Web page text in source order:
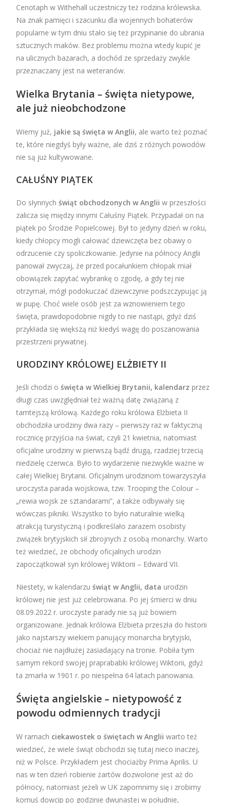
Cenotaph w Withehall uczestniczy też rodzina królewska.
Na znak pamięci i szacunku dla wojennych bohaterów
popularne w tym dniu stało się też przypinanie do ubrania
sztucznych maków. Bez problemu można wtedy kupić je
na ulicznych bazarach, a dochód ze sprzedaży zwykle
przeznaczany jest na weteranów.
Wielka Brytania – święta nietypowe,
ale już nieobchodzone
Wiemy już, jakie są święta w Anglii, ale warto też poznać
te, które niegdyś były ważne, ale dziś z różnych powodów
nie są już kultywowane.
CAŁUŚNY PIĄTEK
Do słynnychświąt obchodzonych w Angliiw przeszłości
zalicza się między innymi Całuśny Piątek. Przypadał on na
piątek po Środzie Popielcowej. Był to jedyny dzień w roku,
kiedy chłopcy mogli całować dziewczęta bez obawy o
odrzucenie czy spoliczkowanie. Jedynie na północy Anglii
panował zwyczaj, że przed pocałunkiem chłopak miał
obowiązek zapytać wybrankę o zgodę, a gdy tej nie
otrzymał, mógł podokuczać dziewczynie podszczypując ją
w pupę. Choć wiele osób jest za wznowieniem tego
święta, prawdopodobnie nigdy to nie nastąpi, gdyż dziś
przykłada się większą niż kiedyś wagę do poszanowania
przestrzeni prywatnej.
URODZINY KRÓLOWEJ ELŻBIETY II
Jeśli chodzi oświęta w Wielkiej Brytanii, kalendarz przez
długi czas uwzględniał też ważną datę związaną z
tamtejszą królową. Każdego roku królowa Elżbieta II
obchodziła urodziny dwa razy – pierwszy raz w faktyczną
rocznicę przyjścia na świat, czyli 21 kwietnia, natomiast
oficjalne urodziny w pierwszą bądź drugą, rzadziej trzecią
niedzielę czerwca. Było to wydarzenie niezwykle ważne w
całej Wielkiej Brytanii. Oficjalnym urodzinom towarzyszyła
uroczysta parada wojskowa, tzw. Trooping the Colour –
„rewia wojsk ze sztandarami”, a także odbywały się
wówczas pikniki. Wszystko to było naturalnie wielką
atrakcją turystyczną i podkreślało zarazem osobisty
związek brytyjskich sił zbrojnych z osobą monarchy. Warto
też wiedzieć, że obchody oficjalnych urodzin
zapoczątkował syn królowej Wiktorii – Edward VII.
Niestety, w kalendarzuświąt w Anglii, data urodzin
królowej nie jest już celebrowana. Po jej śmierci w dniu
08.09.2022 r. uroczyste parady nie są już bowiem
organizowane. Jednak królowa Elżbieta przeszła do historii
jako najstarszy wiekiem panujący monarcha brytyjski,
chociaż nie najdłużej zasiadający na tronie. Pobiła tym
samym rekord swojej praprababki królowej Wiktorii, gdyż
ta zmarła w 1901 r. po niespełna 64 latach panowania.
Święta angielskie – nietypowość z
powodu odmiennych tradycji
W ramach ciekawostek o świętach w Angliiwarto też
wiedzieć, że wiele świąt obchodzi się tutaj nieco inaczej,
niż w Polsce. Przykładem jest chociażby Prima Aprilis. U
nas w ten dzień robienie żartów dozwolone jest aż do
północy, natomiast jeżeli w UK zapomnimy się i zrobimy
komuś dowcip po godzinie dwunastej w południe,